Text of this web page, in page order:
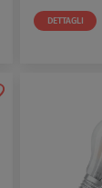
DETTAGLI